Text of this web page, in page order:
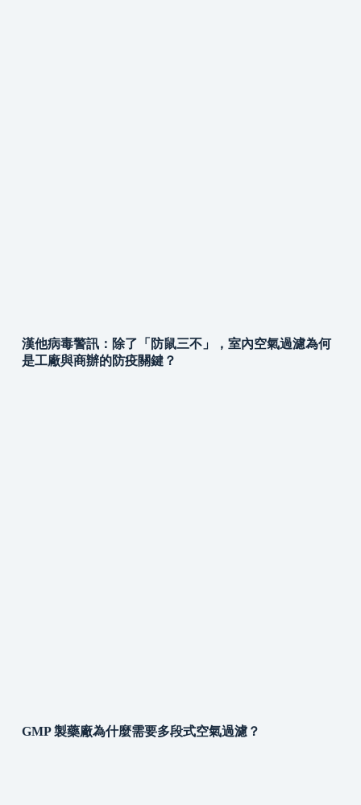
漢他病毒警訊：除了「防鼠三不」，室內空氣過濾為何
是工廠與商辦的防疫關鍵？
GMP 製藥廠為什麼需要多段式空氣過濾？